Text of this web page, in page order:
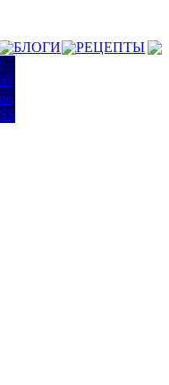
БЛОГИ
РЕЦЕПТЫ
::